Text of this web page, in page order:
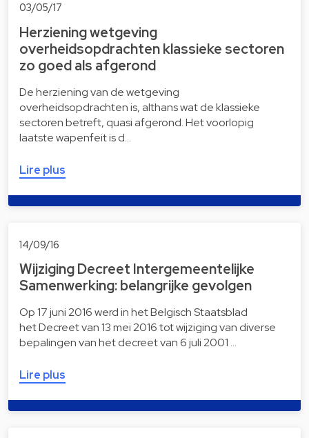
03/05/17
Herziening wetgeving
overheidsopdrachten klassieke sectoren
zo goed als afgerond
De herziening van de wetgeving
overheidsopdrachten is, althans wat de klassieke
sectoren betreft, quasi afgerond. Het voorlopig
laatste wapenfeit is d…
Lire plus
14/09/16
Wijziging Decreet Intergemeentelijke
Samenwerking: belangrijke gevolgen
Op 17 juni 2016 werd in het Belgisch Staatsblad
het Decreet van 13 mei 2016 tot wijziging van diverse
bepalingen van het decreet van 6 juli 2001 …
Lire plus